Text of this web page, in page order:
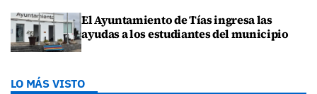
El Ayuntamiento de Tías ingresa las
ayudas a los estudiantes del municipio
LO MÁS VISTO